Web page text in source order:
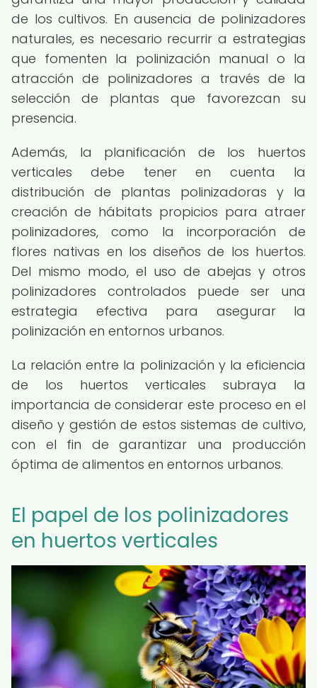
de los cultivos. En ausencia de polinizadores
naturales, es necesario recurrir a estrategias
que fomenten la polinización manual o la
atracción de polinizadores a través de la
selección de plantas que favorezcan su
presencia.
Además, la planificación de los huertos
verticales debe tener en cuenta la
distribución de plantas polinizadoras y la
creación de hábitats propicios para atraer
polinizadores, como la incorporación de
flores nativas en los diseños de los huertos.
Del mismo modo, el uso de abejas y otros
polinizadores controlados puede ser una
estrategia efectiva para asegurar la
polinización en entornos urbanos.
La relación entre la polinización y la eficiencia
de los huertos verticales subraya la
importancia de considerar este proceso en el
diseño y gestión de estos sistemas de cultivo,
con el fin de garantizar una producción
óptima de alimentos en entornos urbanos.
El papel de los polinizadores
en huertos verticales